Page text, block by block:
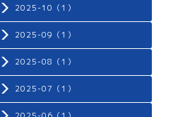
2025-10（1）
2025-09（1）
2025-08（1）
2025-07（1）